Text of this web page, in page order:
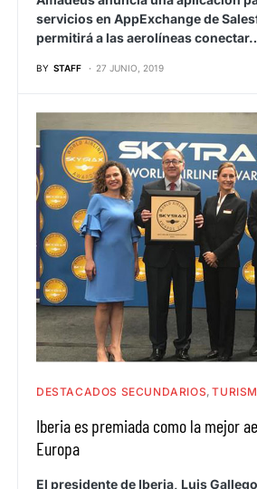
servicios en AppExchange de
permitirá a las aerolíneas
BY STAFF 27 JUNIO, 2019
DESTACADOS SECUNDARIOS
Iberia es premiada como la mejor
Europa
El presidente de Iberia, Luis